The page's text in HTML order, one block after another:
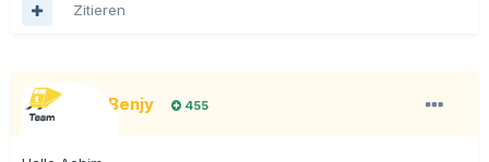
Zitieren
BigBenjy 455